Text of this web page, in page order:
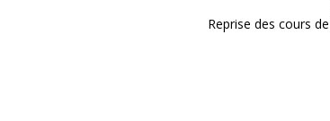
Reprise des cours